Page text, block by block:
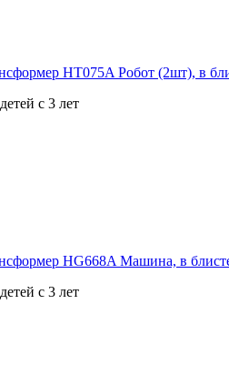
с 3 лет
с 3 лет